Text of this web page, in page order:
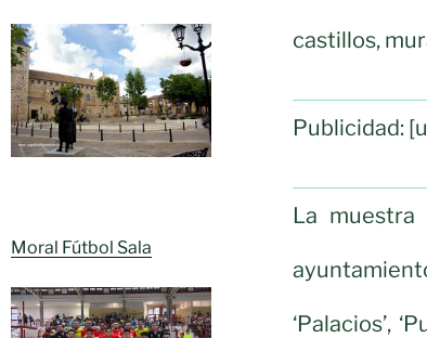
Moral Fútbol Sala
castillos,
Publicidad:
La muestra
‘Palacios’,